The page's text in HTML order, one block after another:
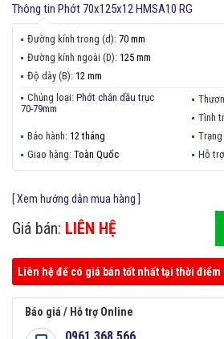
Thông tin Phớt 70x125x12 HMSA10 RG
Đường kính trong (d): 70 mm
Đường kính ngoài (D): 125 mm
Độ dày (B): 12 mm
Chủng loại: Phớt chắn dầu trục
70-79mm
Tình
Bảo hành: 12 tháng
Giao hàng: Toàn Quốc Hỗ
[Xem hướng dẫn mua hàng
Giá bán: LIÊN HỆ
Liên hệ để có giá bán tốt nhất tại thời điểm
Báo giá / Hỗ trợ Online